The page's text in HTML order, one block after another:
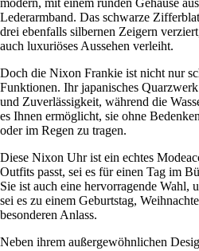
modern, mit einem runden Gehäuse
Lederarmband. Das schwarze
drei ebenfalls silbernen Zeigern
auch luxuriöses Aussehen verleiht.
Doch die Nixon Frankie ist nicht nur
Funktionen. Ihr japanisches
und Zuverlässigkeit, während die
es Ihnen ermöglicht, sie ohne
oder im Regen zu tragen.
Diese Nixon Uhr ist ein echtes
Outfits passt, sei es für einen Tag im
Sie ist auch eine hervorragende Wahl,
sei es zu einem Geburtstag,
besonderen Anlass.
Neben ihrem außergewöhnlichen